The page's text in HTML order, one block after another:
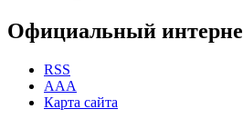
Официальный
RSS
AAA
Карта сайта